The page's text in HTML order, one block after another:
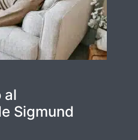
al
Sigmund